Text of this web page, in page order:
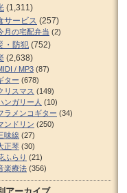
(1,311)
サービス (257)
月の宅配弁当 (2)
・防犯 (752)
(2,638)
/ MP3 (87)
ター (678)
リスマス (149)
ンガリー人 (10)
ラメンコギター (34)
ンドリン (250)
味線 (27)
正琴 (30)
ふらり (21)
楽療法 (356)